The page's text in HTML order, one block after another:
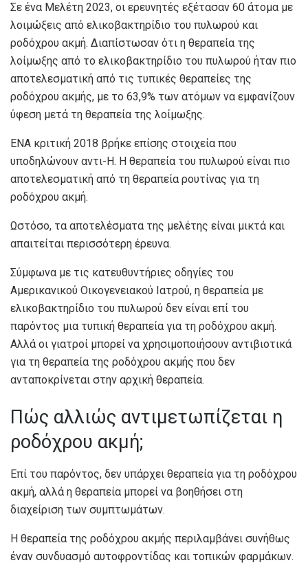
Σε ένα Μελέτη 2023, οι ερευνητές εξέτασαν 60 άτομα με
λοιμώξεις από ελικοβακτηρίδιο του πυλωρού και
ροδόχρου ακμή. Διαπίστωσαν ότι η θεραπεία της
λοίμωξης από το ελικοβακτηρίδιο του πυλωρού ήταν πιο
αποτελεσματική από τις τυπικές θεραπείες της
ροδόχρου ακμής, με το 63,9% των ατόμων να εμφανίζουν
ύφεση μετά τη θεραπεία της λοίμωξης.
ΕΝΑ κριτική 2018 βρήκε επίσης στοιχεία που
υποδηλώνουν αντι-Η. Η θεραπεία του πυλωρού είναι πιο
αποτελεσματική από τη θεραπεία ρουτίνας για τη
ροδόχρου ακμή.
Ωστόσο, τα αποτελέσματα της μελέτης είναι μικτά και
απαιτείται περισσότερη έρευνα.
Σύμφωνα με τις κατευθυντήριες οδηγίες του
Αμερικανικού Οικογενειακού Ιατρού, η θεραπεία με
ελικοβακτηρίδιο του πυλωρού δεν είναι επί του
παρόντος μια τυπική θεραπεία για τη ροδόχρου ακμή.
Αλλά οι γιατροί μπορεί να χρησιμοποιήσουν αντιβιοτικά
για τη θεραπεία της ροδόχρου ακμής που δεν
ανταποκρίνεται στην αρχική θεραπεία.
Πώς αλλιώς αντιμετωπίζεται η
ροδόχρου ακμή;
Επί του παρόντος, δεν υπάρχει θεραπεία για τη ροδόχρου
ακμή, αλλά η θεραπεία μπορεί να βοηθήσει στη
διαχείριση των συμπτωμάτων.
Η θεραπεία της ροδόχρου ακμής περιλαμβάνει συνήθως
έναν συνδυασμό αυτοφροντίδας και τοπικών φαρμάκων.